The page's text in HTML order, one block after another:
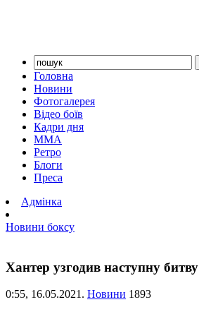
Головна
Новини
Фотогалерея
Відео боїв
Кадри дня
ММА
Ретро
Блоги
Преса
Адмінка
Новини боксу
Хантер узгодив наступну битву
0:55, 16.05.2021. Новини 1893